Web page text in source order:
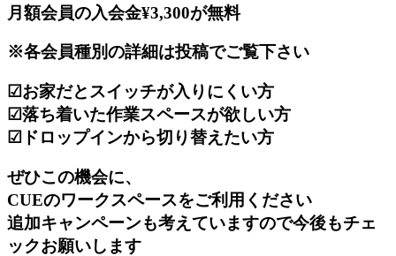
月額会員の入会金¥3,300が無料
※各会員種別の詳細は投稿でご覧下さい
☑︎お家だとスイッチが入りにくい方
☑︎落ち着いた作業スペースが欲しい方
☑︎ドロップインから切り替えたい方
ぜひこの機会に、
CUEのワークスペースをご利用ください
追加キャンペーンも考えていますので今後もチェ
ックお願いします